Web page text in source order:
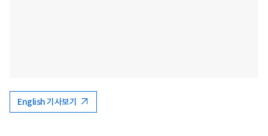
English 기사보기